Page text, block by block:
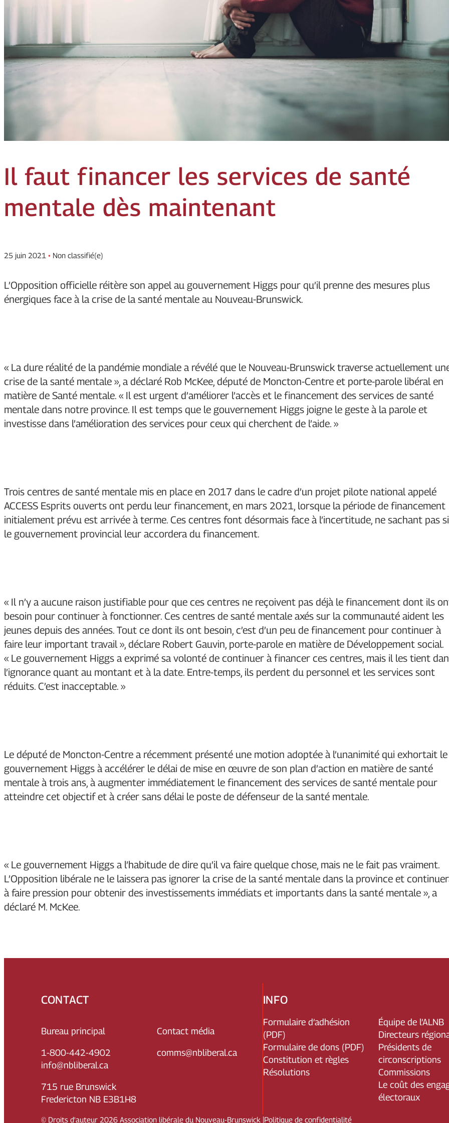
Il faut financer les services de santé
mentale dès maintenant
25 juin 2021 • Non classifié(e)
L’Opposition officielle réitère son appel au gouvernement Higgs pour qu’il prenne des mesures plus
énergiques face à la crise de la santé mentale au Nouveau-Brunswick.
« La dure réalité de la pandémie mondiale a révélé que le Nouveau-Brunswick traverse actuellement
crise de la santé mentale », a déclaré Rob McKee, député de Moncton-Centre et porte-parole libéral en
matière de Santé mentale. « Il est urgent d’améliorer l’accès et le financement des services de santé
mentale dans notre province. Il est temps que le gouvernement Higgs joigne le geste à la parole et
investisse dans l’amélioration des services pour ceux qui cherchent de l’aide. »
Trois centres de santé mentale mis en place en 2017 dans le cadre d’un projet pilote national appelé
ACCESS Esprits ouverts ont perdu leur financement, en mars 2021, lorsque la période de financement
initialement prévu est arrivée à terme. Ces centres font désormais face à l’incertitude, ne sachant pas si
le gouvernement provincial leur accordera du financement.
« Il n’y a aucune raison justifiable pour que ces centres ne reçoivent pas déjà le financement dont ils
besoin pour continuer à fonctionner. Ces centres de santé mentale axés sur la communauté aident les
jeunes depuis des années. Tout ce dont ils ont besoin, c’est d’un peu de financement pour continuer à
faire leur important travail », déclare Robert Gauvin, porte-parole en matière de Développement social.
« Le gouvernement Higgs a exprimé sa volonté de continuer à financer ces centres, mais il les tient
l’ignorance quant au montant et à la date. Entre-temps, ils perdent du personnel et les services sont
réduits. C’est inacceptable. »
Le député de Moncton-Centre a récemment présenté une motion adoptée à l’unanimité qui exhortait le
gouvernement Higgs à accélérer le délai de mise en œuvre de son plan d’action en matière de santé
mentale à trois ans, à augmenter immédiatement le financement des services de santé mentale pour
atteindre cet objectif et à créer sans délai le poste de défenseur de la santé mentale.
« Le gouvernement Higgs a l’habitude de dire qu’il va faire quelque chose, mais ne le fait pas vraiment.
L’Opposition libérale ne le laissera pas ignorer la crise de la santé mentale dans la province et
à faire pression pour obtenir des investissements immédiats et importants dans la santé mentale », a
déclaré M. McKee.
CONTACT
Bureau principal
1-800-442-4902
info@nbliberal.ca
715 rue Brunswick
Fredericton NB E3B1H8
Contact média
comms@nbliberal.ca
INFO
Formulaire d’adhésion
(PDF)
Formulaire de dons (PDF)
Constitution et règles
Résolutions
Équipe de l’ALNB
Directeurs
Présidents de
circonscriptions
Commissions
Le coût des
électoraux
© Droits d'auteur 2026 Association libérale du Nouveau-Brunswick |Politique de confidentialité